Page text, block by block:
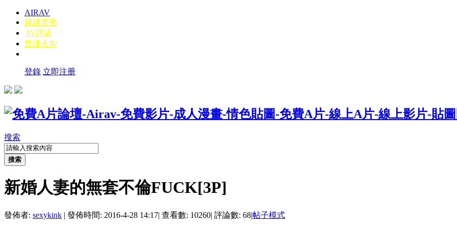
AIRAV
繩縛美學
AV評論
禁漫天堂
登錄 立即注册
搜索
搜索
新婚人妻的無套不倫FUCK[3P]
發佈者: sexykink | 發佈時間: 2016-4-28 14:17| 查看數: 10260| 評論數: 68|帖子模式